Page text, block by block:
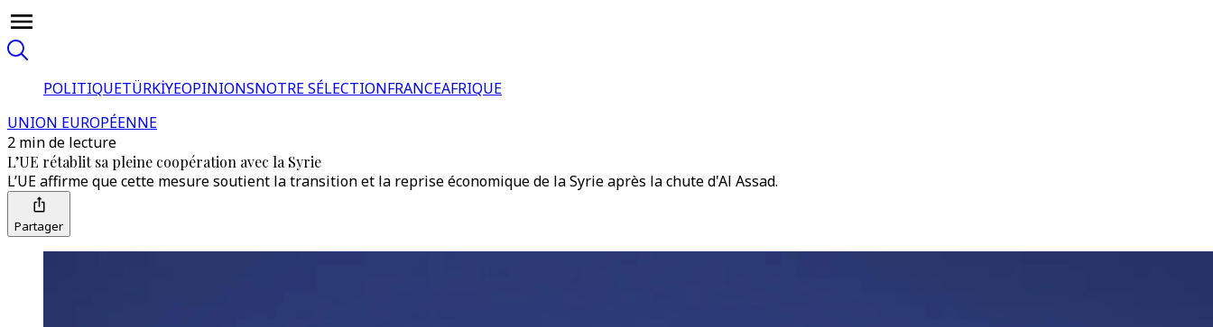
POLITIQUETÜRKİYEOPINIONSNOTRE SÉLECTIONFRANCEAFRIQUE
UNION EUROPÉENNE
2 min de lecture
L’UE rétablit sa pleine coopération avec la Syrie
L’UE affirme que cette mesure soutient la transition et la reprise économique de la Syrie après la chute d'Al Assad.
Partager